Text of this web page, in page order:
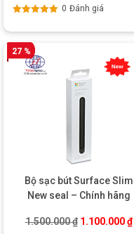
0 Đánh giá
27 %
Bộ sạc bút Surface Slim
New seal – Chính hãng
1.500.000₫ Giá gốc là:
1.100.000₫